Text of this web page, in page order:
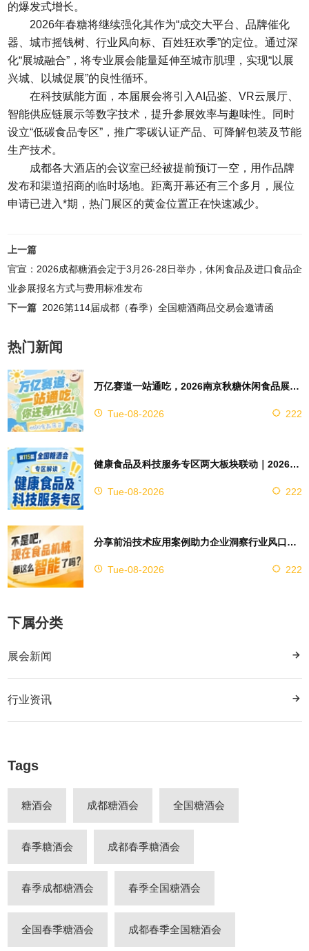
的爆发式增长。
2026年春糖将继续强化其作为“成交大平台、品牌催化
器、城市摇钱树、行业风向标、百姓狂欢季”的定位。通过深
化“展城融合”，将专业展会能量延伸至城市肌理，实现“以展
兴城、以城促展”的良性循环。
在科技赋能方面，本届展会将引入AI品鉴、VR云展厅、
智能供应链展示等数字技术，提升参展效率与趣味性。同时
设立“低碳食品专区”，推广零碳认证产品、可降解包装及节能
生产技术。
成都各大酒店的会议室已经被提前预订一空，用作品牌
发布和渠道招商的临时场地。距离开幕还有三个多月，展位
申请已进入*期，热门展区的黄金位置正在快速减少。
上一篇
官宣：2026成都糖酒会定于3月26-28日举办，休闲食品及进口食品企
业参展报名方式与费用标准发布
下一篇 2026第114届成都（春季）全国糖酒商品交易会邀请函
热门新闻
万亿赛道一站通吃，2026南京秋糖休闲食品展区4万㎡超大展馆等你来占位
Tue-08-2026 222
健康食品及科技服务专区两大板块联动｜2026南京秋糖实现双向赋能助力企业对接技术资源
Tue-08-2026 222
分享前沿技术应用案例助力企业洞察行业风口，2026南京秋糖9号馆赋能创新
Tue-08-2026 222
下属分类
展会新闻
行业资讯
Tags
糖酒会 成都糖酒会 全国糖酒会
春季糖酒会 成都春季糖酒会
春季成都糖酒会 春季全国糖酒会
全国春季糖酒会 成都春季全国糖酒会